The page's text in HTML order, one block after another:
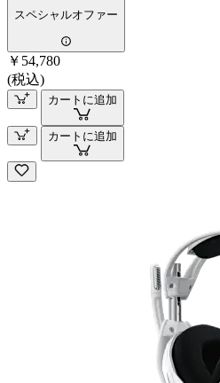
スペシャルオファー
￥54,780
(税込)
カートに追加
カートに追加